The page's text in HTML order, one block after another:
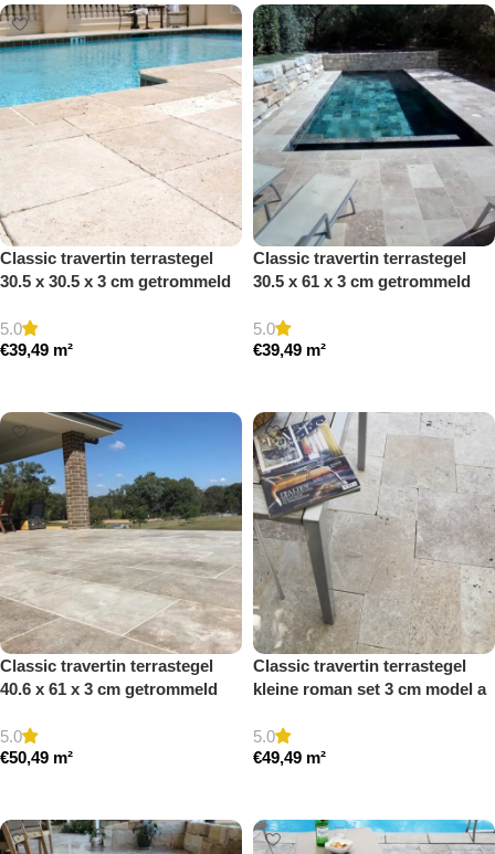
Classic travertin terrastegel
30.5 x 30.5 x 3 cm getrommeld
5.0
€39,49 m²
Classic travertin terrastegel
30.5 x 61 x 3 cm getrommeld
5.0
€39,49 m²
Classic travertin terrastegel
40.6 x 61 x 3 cm getrommeld
5.0
€50,49 m²
Classic travertin terrastegel
kleine roman set 3 cm model a
5.0
€49,49 m²